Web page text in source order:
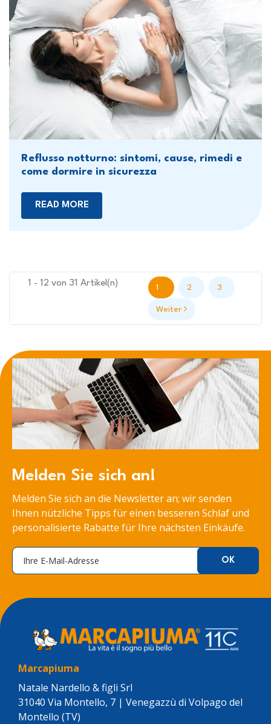
Reflusso notturno: sintomi, cause, rimedi e
come dormire in sicurezza
READ MORE
1 - 12 von 31 Artikel(n) 1 2 3
Weiter
Melden Sie sich an!
Melden Sie sich an die Newsletter an; wir senden
Ihnen nützliche Tipps für einen besseren Schlaf und
personalisierte Rabatte für Ihre nächsten Einkäufe.
Marcapiuma
Natale Nardello & figli Srl
31040 Via Montello, 7 | Venegazzù di Volpago del
Montello (TV)